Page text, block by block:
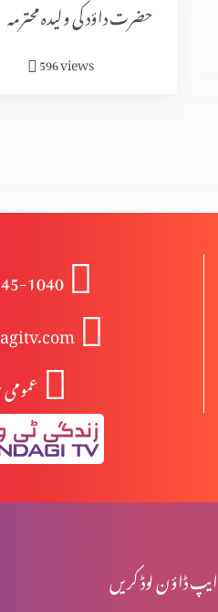
شادی کا الٰہی منصوبہ (حصہ2)
خواتین کی خدمت
صبا کی ملکہ کا شاہی دورہ
محبت کی 5 زبانیں
مقدسہ مریم
حضرت داؤد کی ولیدہ محترمہ
596views
1040
ایپ ڈاؤن لوڈ کریں